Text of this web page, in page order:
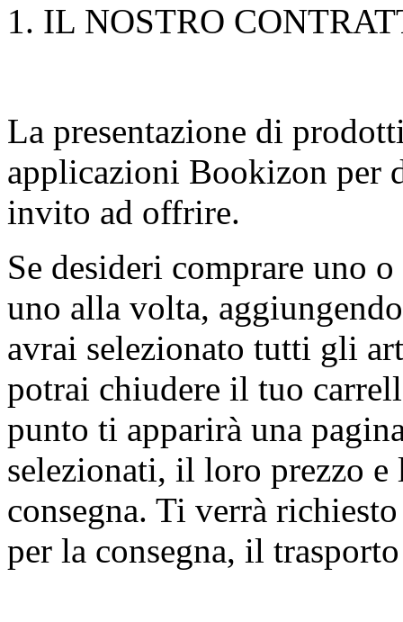
1. IL NOSTRO
La presentazione di
applicazioni Bookizon per
invito ad offrire.
Se desideri comprare uno
uno alla volta,
avrai selezionato tutti gli
potrai chiudere il tuo
punto ti apparirà una
selezionati, il loro prezzo
consegna. Ti verrà
per la consegna, il